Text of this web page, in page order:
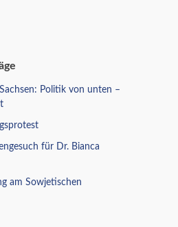
Politik von unten –
für Dr. Bianca
am Sowjetischen